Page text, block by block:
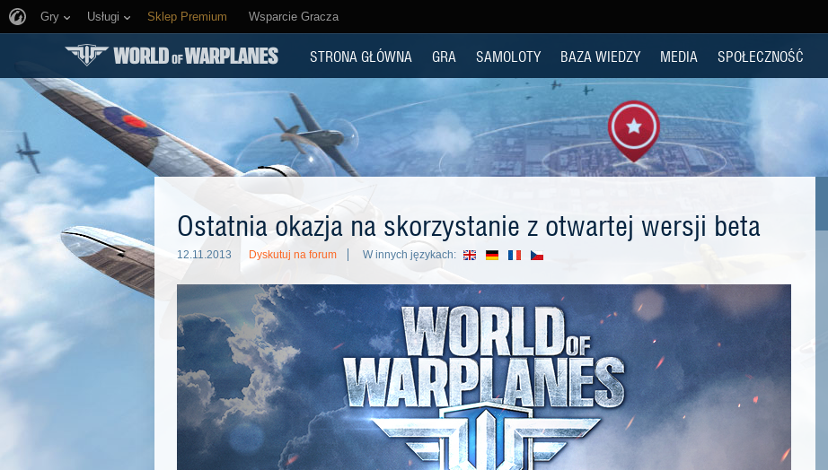
Gry Usługi Sklep Premium Wsparcie Gracza
STRONA GŁÓWNA GRA SAMOLOTY BAZA WIEDZY MEDIA SPOŁECZNOŚĆ
Ostatnia okazja na skorzystanie z otwartej wersji beta
12.11.2013 Dyskutuj na forum W innych językach: